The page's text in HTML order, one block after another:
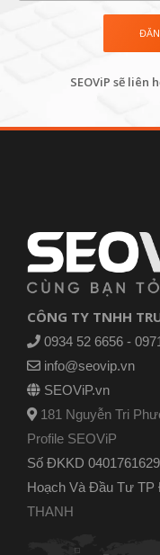
SEOViP sẽ liên
CÔNG TY TNHH
0934 52 6656 -
info@seovip.vn
SEOViP.vn
181 Nguyễn Tri
Profile SEOViP
Số ĐKKD
Hoạch Và Đầu Tư TP
THANH